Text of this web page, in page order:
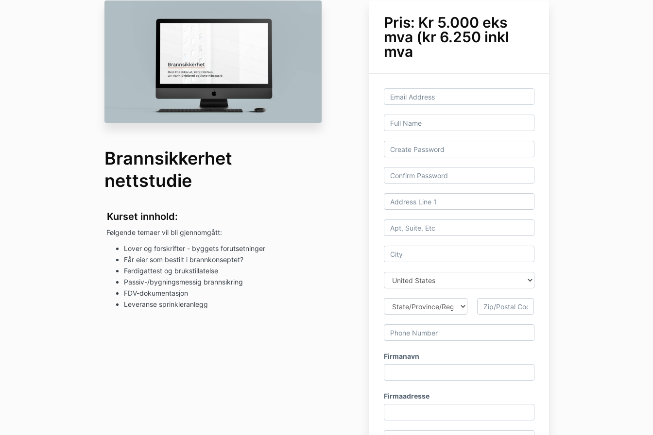
Pris: Kr 5.000 eks
mva (kr 6.250 inkl
mva
Firmanavn
Firmaadresse
Brannsikkerhet
nettstudie
Kurset innhold:
Følgende temaer vil bli gjennomgått:
Lover og forskrifter - byggets forutsetninger
Får eier som bestilt i brannkonseptet?
Ferdigattest og brukstillatelse
Passiv-/bygningsmessig brannsikring
FDV-dokumentasjon
Leveranse sprinkleranlegg